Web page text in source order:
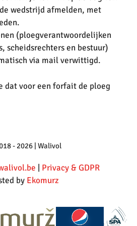
wedstrijd afmelden, met
(ploegverantwoordelijken
scheidsrechters en bestuur)
via mail verwittigd.
dat voor een forfait de ploeg
Privacy & GDPR
by Ekomurz
- 2026 | Walivol